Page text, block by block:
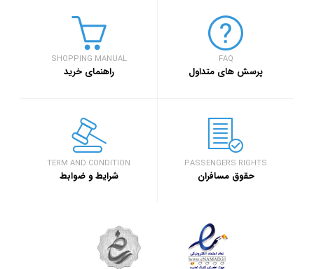
SHOPPING MANUAL
راهنمای خرید
FAQ
پرسش های متداول
TERM AND CONDITION
شرایط و ضوابط
PASSENGERS RIGHTS
حقوق مسافران